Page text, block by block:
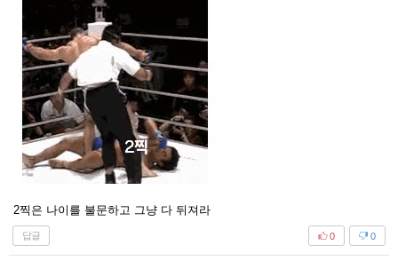
2찍은 나이를 불문하고 그냥 다 뒤져라
답글 0
0